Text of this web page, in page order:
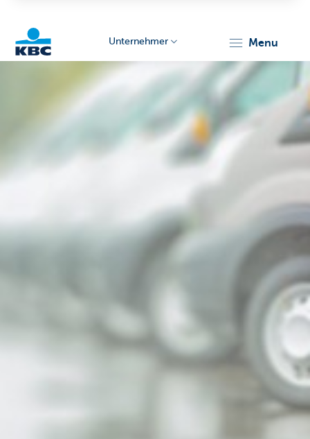
Unternehmer menu